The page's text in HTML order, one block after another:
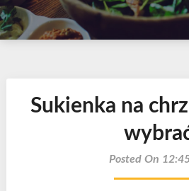
Sukienka na
Posted On